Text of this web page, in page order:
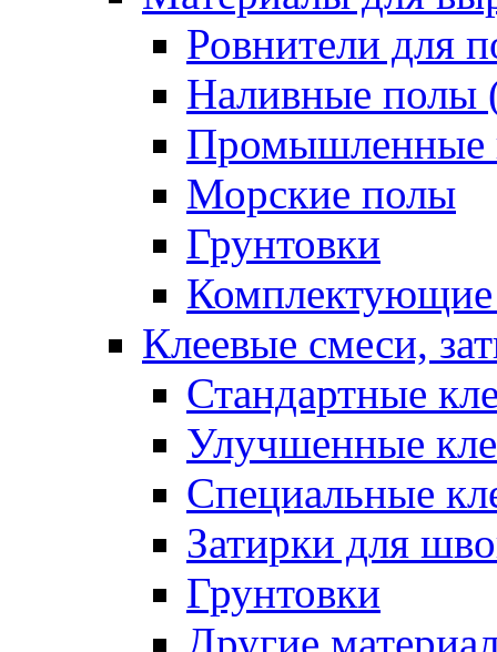
Ровнители для
Наливные полы
Промышленные
Морские полы
Грунтовки
Клеевые смеси,
Стандартные
Улучшенные
Специальные
Затирки для
Грунтовки